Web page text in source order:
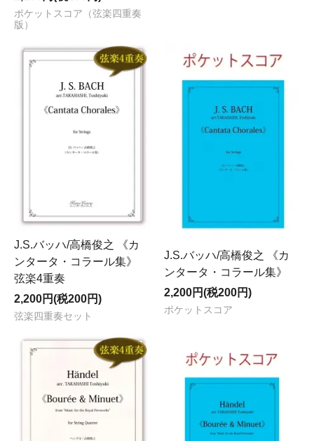
ポケットスコア（弦楽四重奏
版）
J.S.バッハ/高橋俊之 《カ
ンタータ・コラール集》
弦楽4重奏
2,200円(税200円)
弦楽四重奏セット
J.S.バッハ/高橋俊之 《カ
ンタータ・コラール集》
2,200円(税200円)
ポケットスコア